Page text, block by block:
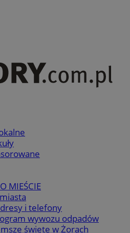
MIEŚCIE
i telefony
wywozu odpadów
święte w Żorach